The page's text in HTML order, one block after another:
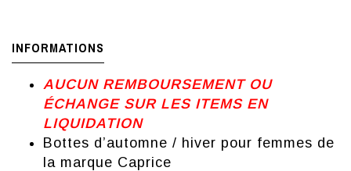
INFORMATIONS
AUCUN REMBOURSEMENT OU
ÉCHANGE SUR LES ITEMS EN
LIQUIDATION
Bottes d’automne / hiver pour femmes de
la marque Caprice